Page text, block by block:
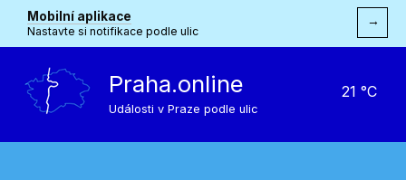
Mobilní aplikace
Nastavte si notifikace podle ulic
→
Praha.online
Události v Praze podle ulic
21 °C